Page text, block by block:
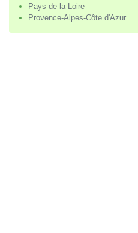
Pays de la Loire
Provence-Alpes-Côte d'Azur